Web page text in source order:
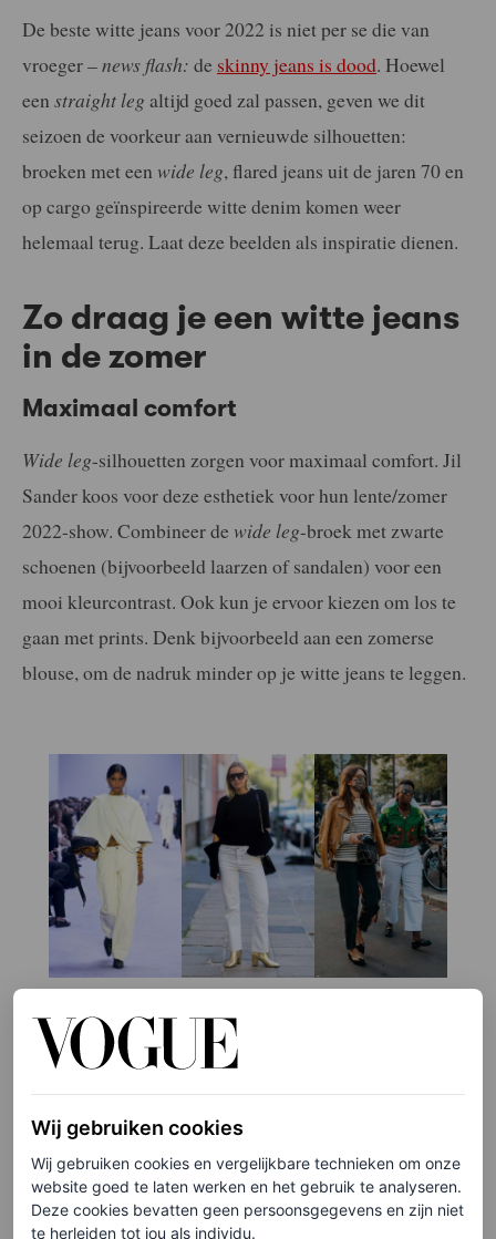
De beste witte jeans voor 2022 is niet per se die van
vroeger –news flash: de skinny jeans is dood. Hoewel
een straight leg altijd goed zal passen, geven we dit
seizoen de voorkeur aan vernieuwde silhouetten:
broeken met een wide leg, flared jeans uit de jaren 70 en
op cargo geïnspireerde witte denim komen weer
helemaal terug. Laat deze beelden als inspiratie dienen.
Zo draag je een witte jeans
in de zomer
Maximaal comfort
Wide leg-silhouetten zorgen voor maximaal comfort. Jil
Sander koos voor deze esthetiek voor hun lente/zomer
2022-show. Combineer de wide leg-broek met zwarte
schoenen (bijvoorbeeld laarzen of sandalen) voor een
mooi kleurcontrast. Ook kun je ervoor kiezen om los te
gaan met prints. Denk bijvoorbeeld aan een zomerse
blouse, om de nadruk minder op je witte jeans te leggen.
1/3
70’s flared jeans
De denimtrend die sinds 2019 elk seizoen blijft
terugkomen, is de flared jeans uit de jaren zeventig.
Wij gebruiken cookies
Wij gebruiken cookies en vergelijkbare technieken om onze
website goed te laten werken en het gebruik te analyseren.
Deze cookies bevatten geen persoonsgegevens en zijn niet
te herleiden tot jou als individu.